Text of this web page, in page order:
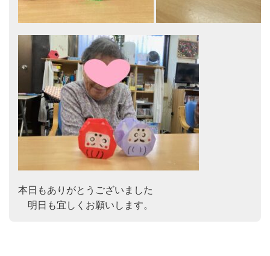
本日もありがとうございました
明日も宜しくお願いします。